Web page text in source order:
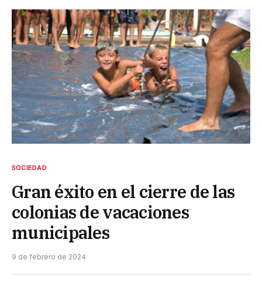
SOCIEDAD
Gran éxito en el cierre de las
colonias de vacaciones
municipales
9 de febrero de 2024